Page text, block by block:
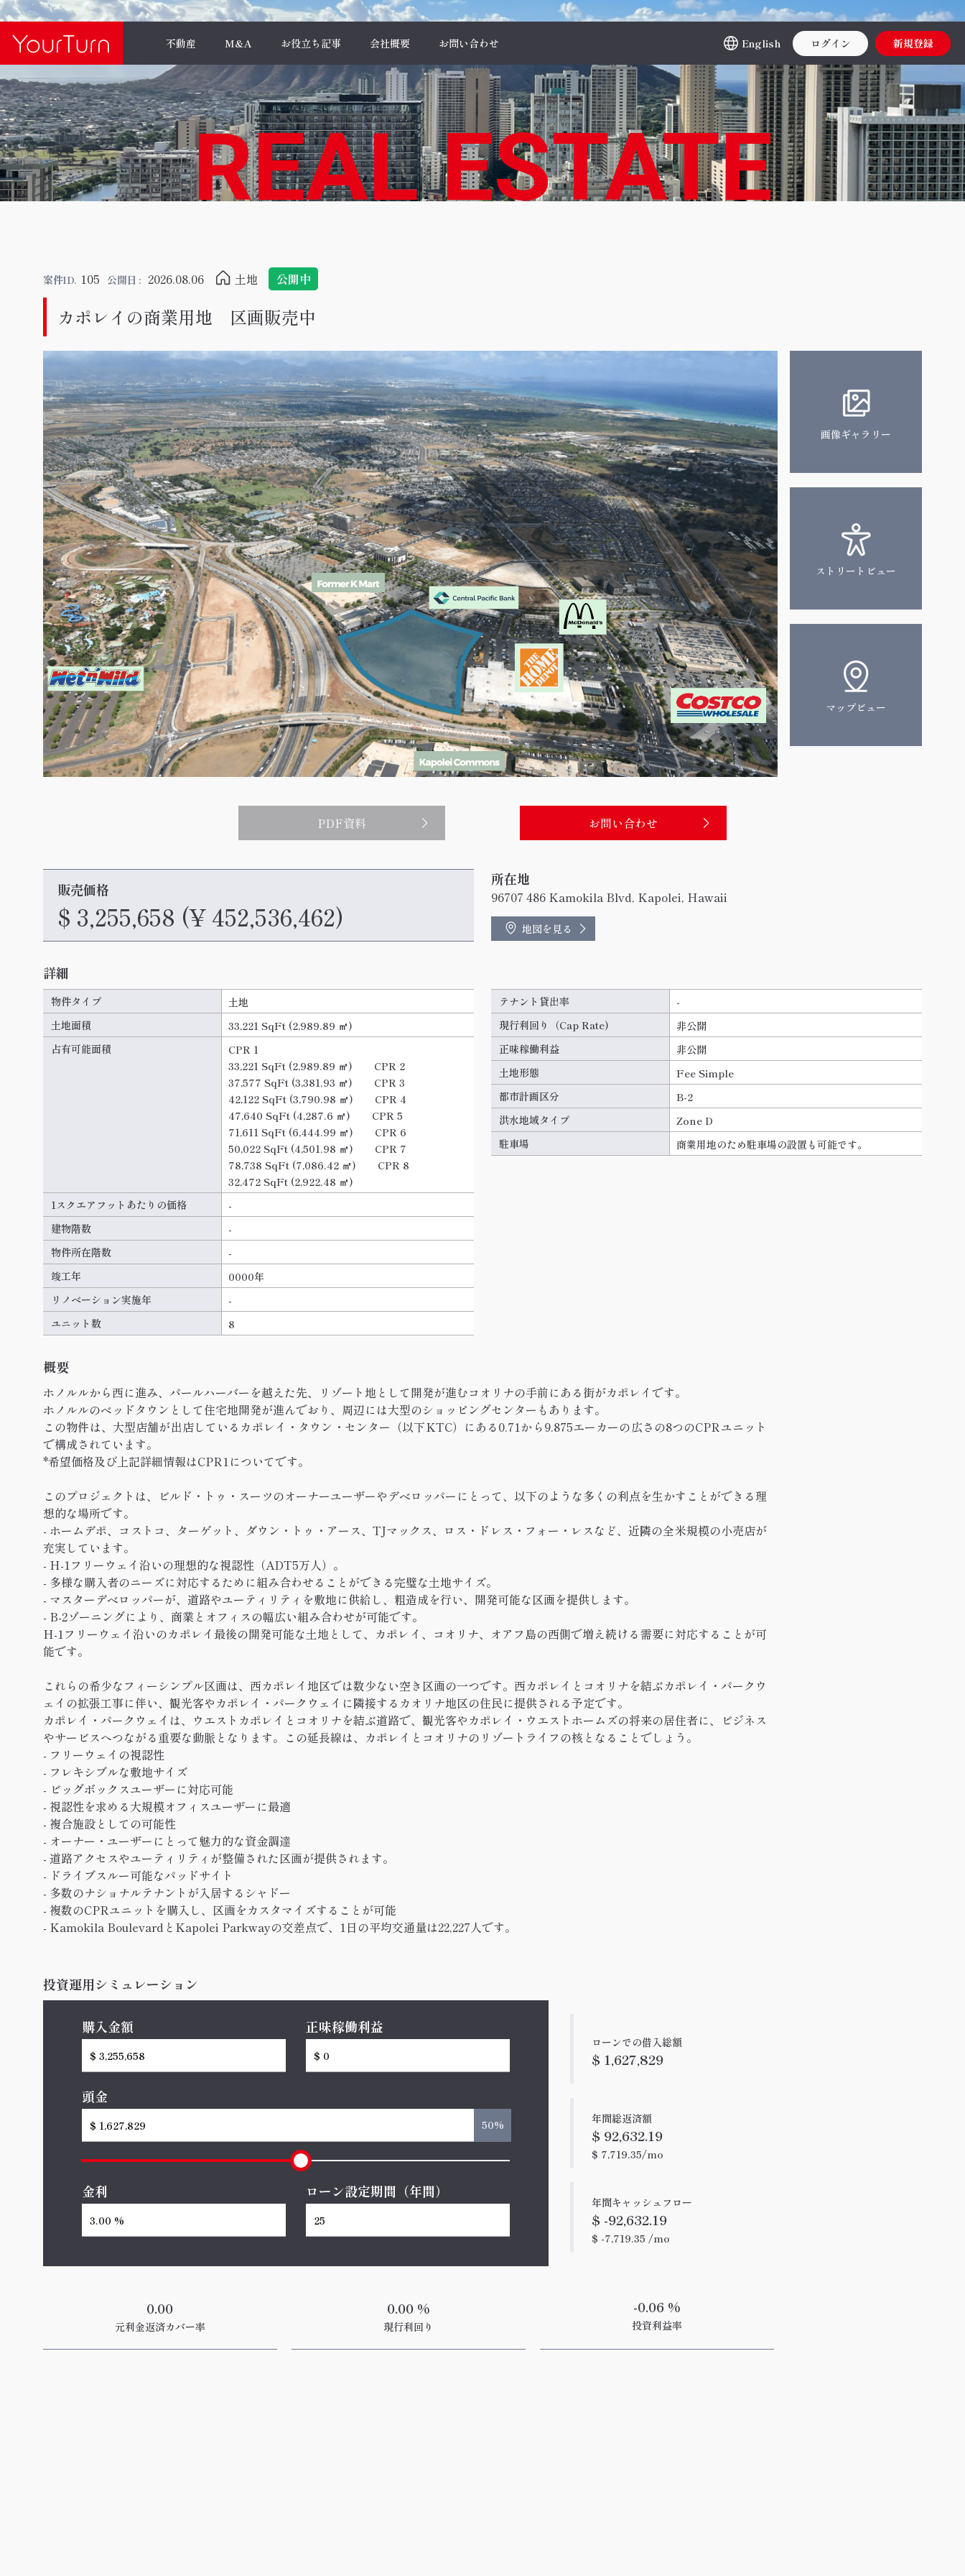
不動産 M&A お役立ち記事 会社概要 お問い合わせ English ログイン 新規登録
REAL ESTATE
案件ID. 105 公開日 : 2026.08.06 土地 公開中
カポレイの商業用地 区画販売中
画像ギャラリー
ストリート ビュー
マップビュー
PDF資料 お問い合わせ
販売価格
$ 3,255,658 (¥ 452,536,462)
所在地
96707 486 Kamokila Blvd, Kapolei, Hawaii
地図を見る
詳細
物件タイプ
土地
土地面積
33,221 SqFt (2,989.89 ㎡)
占有可能面積
CPR 1
33,221 SqFt (2,989.89 ㎡)
CPR 2
37,577 SqFt (3,381.93 ㎡)
CPR 3
42,122 SqFt (3,790.98 ㎡)
CPR 4
47,640 SqFt (4,287.6 ㎡)
CPR 5
71,611 SqFt (6,444.99 ㎡)
CPR 6
50,022 SqFt (4,501.98 ㎡)
CPR 7
78,738 SqFt (7,086.42 ㎡)
CPR 8
32,472 SqFt (2,922.48 ㎡)
1スクエアフットあたりの価格
-
建物階数
-
物件所在階数
-
竣工年
0000年
リノベーション実施年
-
ユニット数
8
テナント貸出率
-
現行利回り（Cap Rate)
非公開
正味稼働利益
非公開
土地形態
Fee Simple
都市計画区分
B-2
洪水地域タイプ
Zone D
駐車場
商業用地のため駐車場の設置も可能です。
概要
ホノルルから西に進み、パールハーバーを越えた先、リゾート地として開発が進むコオリナの手前にある街がカポレイです。
ホノルルのベッドタウンとして住宅地開発が進んでおり、周辺には大型のショッピングセンターもあります。
この物件は、大型店舗が出店しているカポレイ・タウン・センター（以下KTC）にある0.71から9.875エーカーの広さの8つのCPRユニット
で構成されています。
*希望価格及び上記詳細情報はCPR1についてです。
このプロジェクトは、ビルド・トゥ・スーツのオーナーユーザーやデベロッパーにとって、以下のような多くの利点を生かすことができる理
想的な場所です。
- ホームデポ、コストコ、ターゲット、ダウン・トゥ・アース、TJマックス、ロス・ドレス・フォー・レスなど、近隣の全米規模の小売店が
充実しています。
- H-1フリーウェイ沿いの理想的な視認性（ADT5万人）。
- 多様な購入者のニーズに対応するために組み合わせることができる完璧な土地サイズ。
- マスターデベロッパーが、道路やユーティリティを敷地に供給し、粗造成を行い、開発可能な区画を提供します。
- B-2ゾーニングにより、商業とオフィスの幅広い組み合わせが可能です。
H-1フリーウェイ沿いのカポレイ最後の開発可能な土地として、カポレイ、コオリナ、オアフ島の西側で増え続ける需要に対応することが可
能です。
これらの希少なフィーシンプル区画は、西カポレイ地区では数少ない空き区画の一つです。西カポレイとコオリナを結ぶカポレイ・パークウ
ェイの拡張工事に伴い、観光客やカポレイ・パークウェイに隣接するカオリナ地区の住民に提供される予定です。
カポレイ・パークウェイは、ウエストカポレイとコオリナを結ぶ道路で、観光客やカポレイ・ウエストホームズの将来の居住者に、ビジネス
やサービスへつながる重要な動脈となります。この延長線は、カポレイとコオリナのリゾートライフの核となることでしょう。
- フリーウェイの視認性
- フレキシブルな敷地サイズ
- ビッグボックスユーザーに対応可能
- 視認性を求める大規模オフィスユーザーに最適
- 複合施設としての可能性
- オーナー・ユーザーにとって魅力的な資金調達
- 道路アクセスやユーティリティが整備された区画が提供されます。
- ドライブスルー可能なパッドサイト
- 多数のナショナルテナントが入居するシャドー
- 複数のCPRユニットを購入し、区画をカスタマイズすることが可能
- Kamokila BoulevardとKapolei Parkwayの交差点で、1日の平均交通量は22,227人です。
投資運用シミュレーション
購入金額 正味稼働利益
頭金
50%
金利 ローン設定期間（年間）
ローンでの借入総額
$ 1,627,829
年間総返済額
$ 92,632.19
$ 7,719.35/mo
年間キャッシュフロー
$ -92,632.19
$ -7,719.35 /mo
0.00
元利金返済カバー率
0.00 %
現行利回り
-0.06 %
投資利益率